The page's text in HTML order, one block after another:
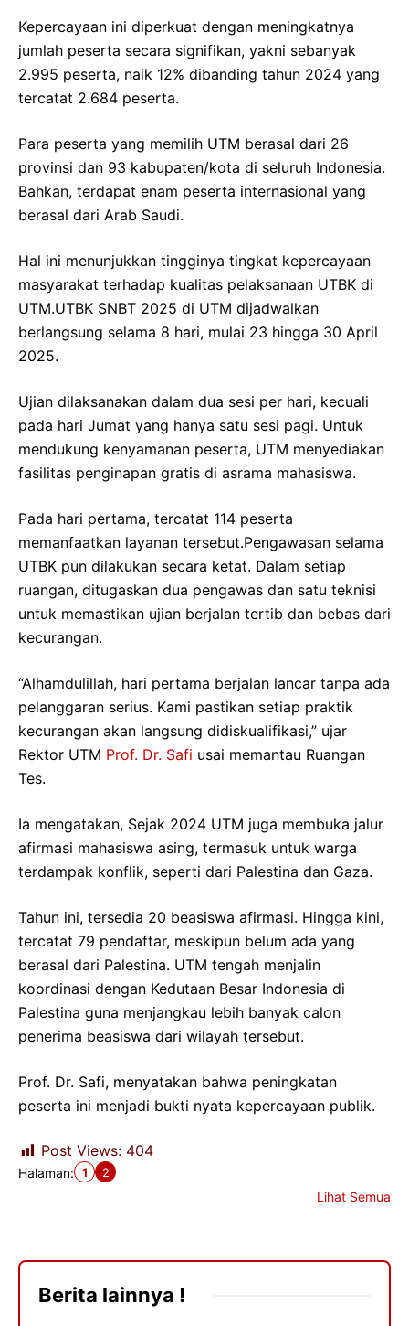
Kepercayaan ini diperkuat dengan meningkatnya
jumlah peserta secara signifikan, yakni sebanyak
2.995 peserta, naik 12% dibanding tahun 2024 yang
tercatat 2.684 peserta.
Para peserta yang memilih UTM berasal dari 26
provinsi dan 93 kabupaten/kota di seluruh Indonesia.
Bahkan, terdapat enam peserta internasional yang
berasal dari Arab Saudi.
Hal ini menunjukkan tingginya tingkat kepercayaan
masyarakat terhadap kualitas pelaksanaan UTBK di
UTM.UTBK SNBT 2025 di UTM dijadwalkan
berlangsung selama 8 hari, mulai 23 hingga 30 April
2025.
Ujian dilaksanakan dalam dua sesi per hari, kecuali
pada hari Jumat yang hanya satu sesi pagi. Untuk
mendukung kenyamanan peserta, UTM menyediakan
fasilitas penginapan gratis di asrama mahasiswa.
Pada hari pertama, tercatat 114 peserta
memanfaatkan layanan tersebut.Pengawasan selama
UTBK pun dilakukan secara ketat. Dalam setiap
ruangan, ditugaskan dua pengawas dan satu teknisi
untuk memastikan ujian berjalan tertib dan bebas dari
kecurangan.
“Alhamdulillah, hari pertama berjalan lancar tanpa ada
pelanggaran serius. Kami pastikan setiap praktik
kecurangan akan langsung didiskualifikasi,” ujar
Rektor UTM Prof. Dr. Safi usai memantau Ruangan
Tes.
Ia mengatakan, Sejak 2024 UTM juga membuka jalur
afirmasi mahasiswa asing, termasuk untuk warga
terdampak konflik, seperti dari Palestina dan Gaza.
Tahun ini, tersedia 20 beasiswa afirmasi. Hingga kini,
tercatat 79 pendaftar, meskipun belum ada yang
berasal dari Palestina. UTM tengah menjalin
koordinasi dengan Kedutaan Besar Indonesia di
Palestina guna menjangkau lebih banyak calon
penerima beasiswa dari wilayah tersebut.
Prof. Dr. Safi, menyatakan bahwa peningkatan
peserta ini menjadi bukti nyata kepercayaan publik.
Post Views: 404
Halaman: 1 2
Lihat Semua
Berita lainnya !